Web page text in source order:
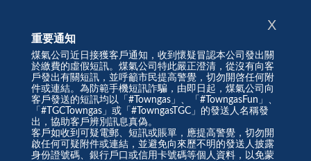
重要通知
煤氣公司近日接獲客戶通知，收到懷疑冒認本公司發出關
於繳費的虛假短訊。煤氣公司特此嚴正澄清，從沒有向客
戶發出有關短訊，並呼籲市民提高警覺，切勿開啓任何附
件或連結。為防範手機短訊詐騙，由即日起，煤氣公司向
客戶發送的短訊均以「#Towngas」、「#TowngasFun」、
「#TGCTowngas」或「#TowngasTGC」的發送人名稱發
出，協助客戶辨別訊息真偽。
客戶如收到可疑電郵、短訊或賬單，應提高警覺，切勿開
啟任何可疑附件或連結，並避免向來歷不明的發送人披露
身份證號碼、銀行戶口或信用卡號碼等個人資料，以免蒙
X